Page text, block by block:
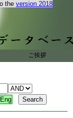
the version 2018
ご挨拶
Eng